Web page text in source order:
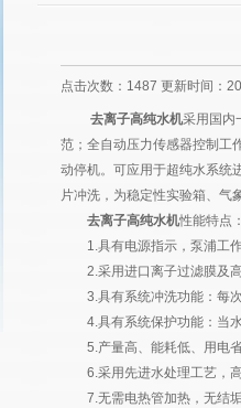
点击次数：1487 更新时间：
去离子高纯水机采用国内
范；全自动压力传感器控制工
动停机。可应用于超纯水系统
片冲洗，为稳定性实验箱、气
去离子高纯水机性能特点
1.具有电源指示，泵浦工作
2.采用进口离子过滤膜及高
3.具有系统冲洗功能：每次
4.具有系统保护功能：当水
5.产量高、能耗低、用电省
6.采用先进水处理工艺，高
7.无需电热管加热，无结垢